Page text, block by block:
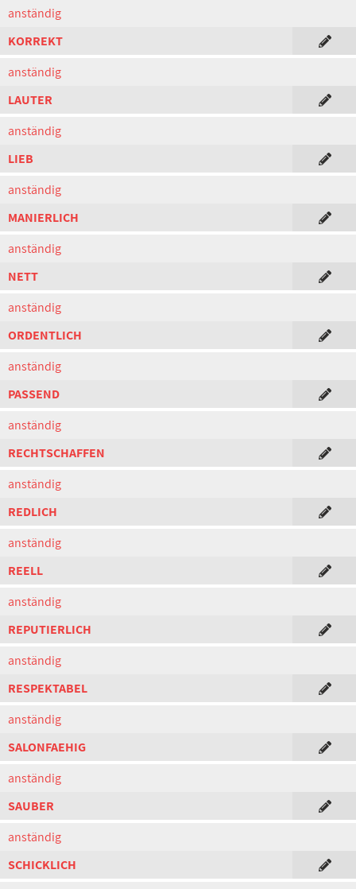
anständig
KORREKT
anständig
LAUTER
anständig
LIEB
anständig
MANIERLICH
anständig
NETT
anständig
ORDENTLICH
anständig
PASSEND
anständig
RECHTSCHAFFEN
anständig
REDLICH
anständig
REELL
anständig
REPUTIERLICH
anständig
RESPEKTABEL
anständig
SALONFAEHIG
anständig
SAUBER
anständig
SCHICKLICH